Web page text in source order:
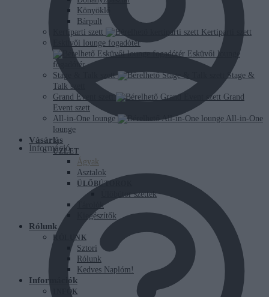
Információ
Könyöklő
Bárpult
Kertiparti szett
Kertiparti szett
Esküvői lounge fogadótér
Esküvői lounge
fogadótér
Stage & Talk szett
Stage &
Talk szett
Grand Event szett
Grand
Event szett
All-in-One lounge
All-in-One
lounge
Vásárlás
ÜZLET
Ágyak
Asztalok
ÜLŐBÚTOROK
Ülőbútor szettek
Tárolók
Kiegészítők
Rólunk
RÓLUNK
Sztori
Rólunk
Kedves Naplóm!
Információk
INFÓK